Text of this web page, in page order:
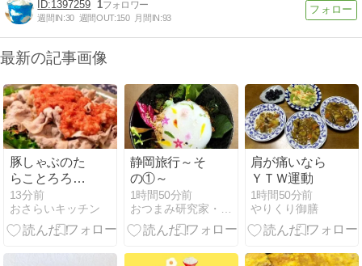
1397259 1
週間IN:30 週間OUT:150 月間IN:93
最新の記事画像
豚しゃぶのた
らことろろサ
ラダ
13分前
おさらいキッチン
静岡旅行～そ
の①～
1時間50分前
おつまみ研究家・えりぷーのごはん日記♪♪
肩が痛いなら
ＹＴＷ運動
1時間50分前
やりくり御膳